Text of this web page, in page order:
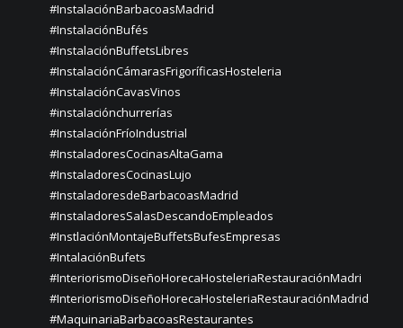
#InstalaciónBarbacoasMadrid
#InstalaciónBufés
#InstalaciónBuffetsLibres
#InstalaciónCámarasFrigoríficasHosteleria
#InstalaciónCavasVinos
#instalaciónchurrerías
#InstalaciónFríoIndustrial
#InstaladoresCocinasAltaGama
#InstaladoresCocinasLujo
#InstaladoresdeBarbacoasMadrid
#InstaladoresSalasDescandoEmpleados
#InstlaciónMontajeBuffetsBufesEmpresas
#IntalaciónBufets
#InteriorismoDiseñoHorecaHosteleriaRestauraciónMadri
#InteriorismoDiseñoHorecaHosteleriaRestauraciónMadrid
#MaquinariaBarbacoasRestaurantes